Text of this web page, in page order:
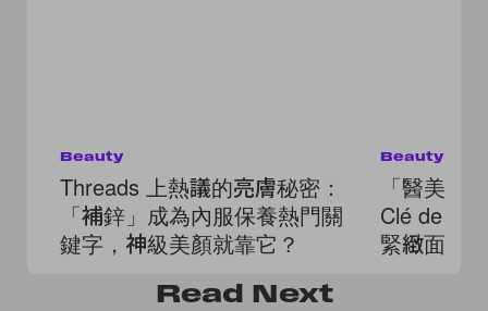
Beauty
Threads 上熱議的亮膚秘密：
「補鋅」成為內服保養熱門關
鍵字，神級美顏就靠它？
Beauty
「醫美級
Clé de
緊緻面霜
Read Next